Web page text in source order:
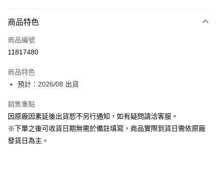
信用卡一次付款
Apple Pay
運送方式
預購-宅配(舊)
每筆NT$120，滿NT$3,000(含以上)免運費
商品特色
商品編號
11817480
商品特色
預計：2026/08 出貨
銷售重點
因原廠因素延後出貨恕不另行通知，如有疑問請洽客服。
※下單之後可收貨日期無需於備註填寫，商品實際到貨日需依原廠
發貨日為主。